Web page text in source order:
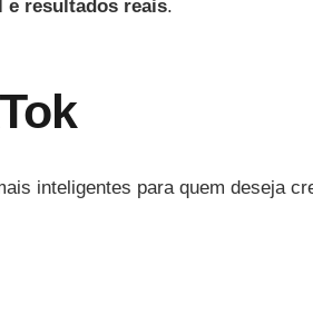
e resultados reais.
inteligentes para quem deseja